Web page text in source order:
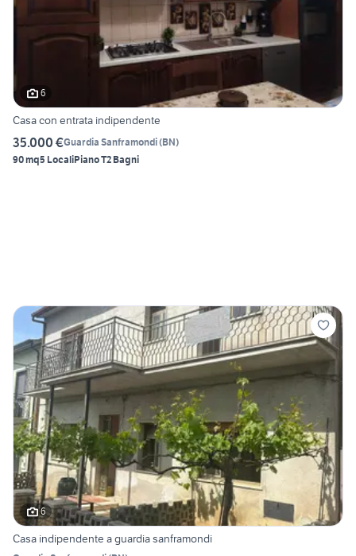
6
Casa con entrata indipendente
35.000 €Guardia Sanframondi(BN)
90 mq5 LocaliPiano T2 Bagni
6
Casa indipendente a guardia sanframondi